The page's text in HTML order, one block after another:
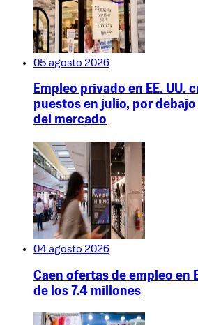
05 agosto 2026
Empleo privado en EE. UU.
puestos en julio, por
del mercado
04 agosto 2026
Caen ofertas de empleo en
de los 7.4 millones